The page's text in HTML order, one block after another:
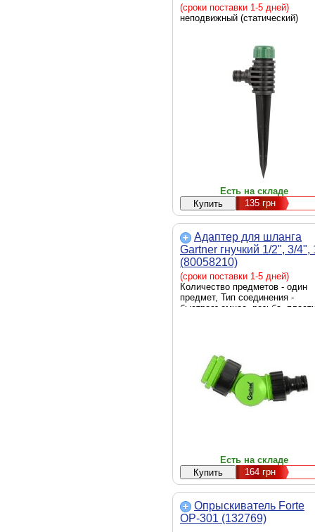
(сроки поставки 1-5 дней)
неподвижный (статический)
Есть на складе
135грн
Адаптер для шланга
Gartner гнучкий 1/2", 3/4",
(80058210)
(сроки поставки 1-5 дней)
Количество предметов - один
предмет, Тип соединения -
быстросъемное, резьба,
Есть на складе
164грн
Опрыскиватель Forte
ОР-301 (132769)